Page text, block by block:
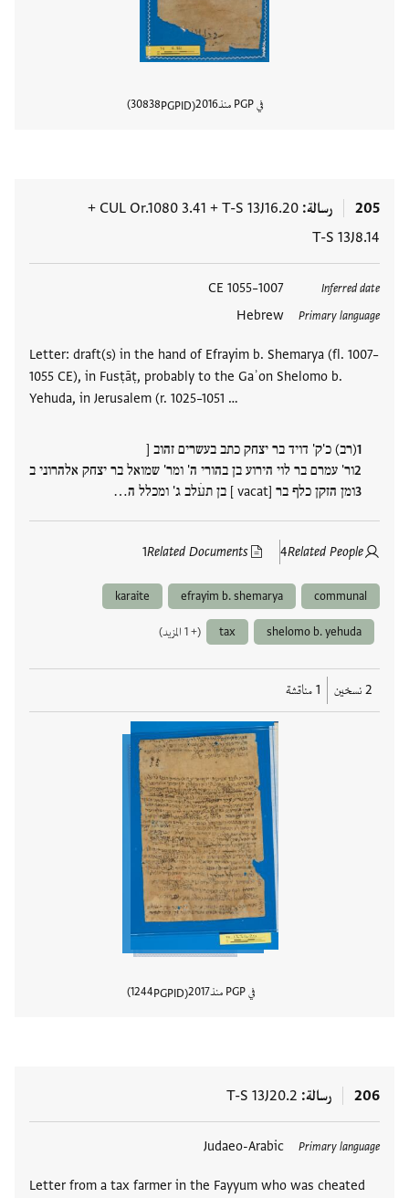
في PGP منذ 2016
PGPID
30838
205 رسالة T-S 13J16.20
+
CUL Or.1080 3.41
+
T-S 13J8.14
Inferred date
1007–1055 CE
Primary language
Hebrew
Letter: draft(s) in the hand of Efrayim b. Shemarya (fl. 1007–
1055 CE), in Fusṭāṭ, probably to the Gaʾon Shelomo b.
Yehuda, in Jerusalem (r. 1025–1051 …
(רב) כ'ק' דויד בר יצחק כתב בעשרים זהוב [
ור' עמרם בר לוי הירוע בן בהורי ה' ומר' שמואל בר יצחק אלהרוני ב
ומן הזקן כלף בר [vacat ] בן תעׄלב ג' ומכלל ה…
Related People
4
Related Documents
1
العلامات
communal
efrayim b. shemarya
karaite
shelomo b. yehuda
tax (+ 1 المزيد)
2 نسخين 1 مناقشة
في PGP منذ 2017
PGPID
1244
206 رسالة T-S 13J20.2
Primary language
Judaeo-Arabic
Letter from a tax farmer in the Fayyum who was cheated
العلامات